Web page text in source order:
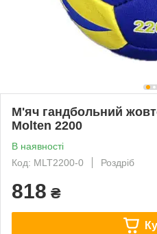
М'яч гандбольний
Molten 2200
В наявності
Код: MLT2200-0
Роздріб
818 ₴